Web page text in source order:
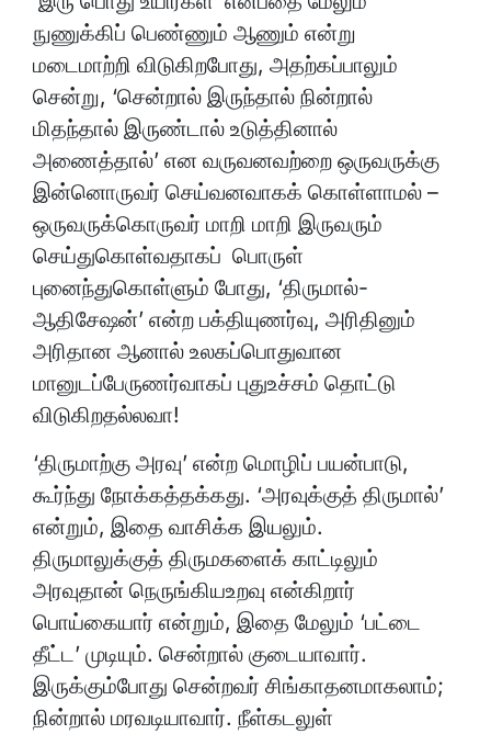
நுணுக்கிப் பெண்ணும் ஆணும் என்று
மடைமாற்றி விடுகிறபோது, அதற்கப்பாலும்
சென்று, ‘சென்றால் இருந்தால் நின்றால்
மிதந்தால் இருண்டால் உடுத்தினால்
அணைத்தால்’ என வருவனவற்றை ஒருவருக்கு
இன்னொருவர் செய்வனவாகக் கொள்ளாமல் –
ஒருவருக்கொருவர் மாறி மாறி இருவரும்
செய்துகொள்வதாகப் பொருள்
புனைந்துகொள்ளும் போது, ‘திருமால்-
ஆதிசேஷன்’ என்ற பக்தியுணர்வு, அரிதினும்
அரிதான ஆனால் உலகப்பொதுவான
மானுடப்பேருணர்வாகப் புதுஉச்சம் தொட்டு
விடுகிறதல்லவா!
‘திருமாற்கு அரவு’ என்ற மொழிப் பயன்பாடு,
கூர்ந்து நோக்கத்தக்கது. ‘அரவுக்குத் திருமால்’
என்றும், இதை வாசிக்க இயலும்.
திருமாலுக்குத் திருமகளைக் காட்டிலும்
அரவுதான் நெருங்கியஉறவு என்கிறார்
பொய்கையார் என்றும், இதை மேலும் ‘பட்டை
தீட்ட’ முடியும். சென்றால் குடையாவார்.
இருக்கும்போது சென்றவர் சிங்காதனமாகலாம்;
நின்றால் மரவடியாவார். நீள்கடலுள்